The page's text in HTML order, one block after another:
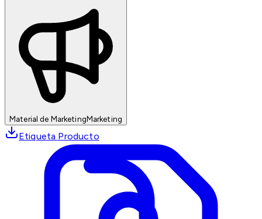
Material de MarketingMarketing
Etiqueta Producto